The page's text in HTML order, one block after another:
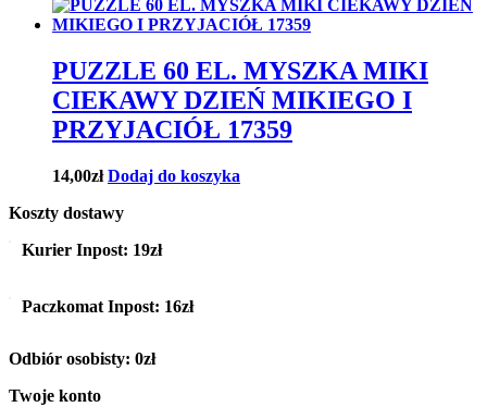
PUZZLE 60 EL. MYSZKA MIKI
CIEKAWY DZIEŃ MIKIEGO I
PRZYJACIÓŁ 17359
14,00zł Dodaj do koszyka
Koszty dostawy
Kurier Inpost: 19zł
Paczkomat Inpost: 16zł
Odbiór osobisty: 0zł
Twoje konto